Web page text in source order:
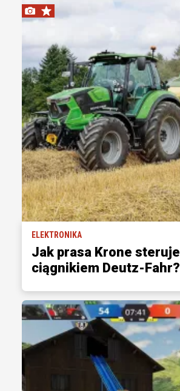
ELEKTRONIKA
Jak prasa Krone steruje
ciągnikiem Deutz-Fahr?